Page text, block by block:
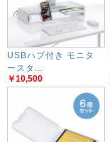
USBハブ付き モニタ
ースタ...
￥10,500